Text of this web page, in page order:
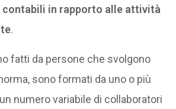
in rapporto alle attività
.
fatti da persone che svolgono
sono formati da uno o più
numero variabile di collaboratori